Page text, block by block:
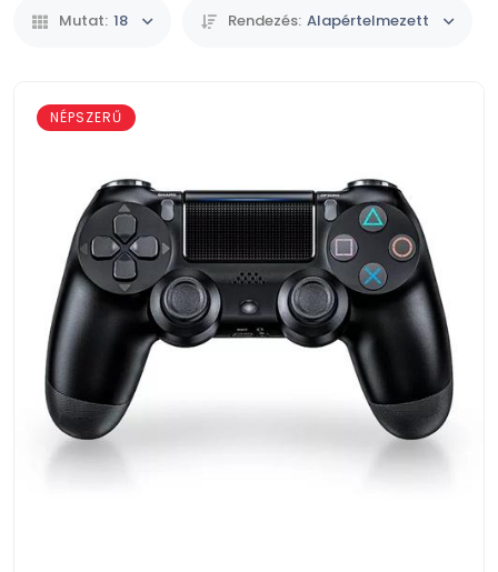
Mutat: 18 Rendezés: Alapértelmezett
NÉPSZERŰ